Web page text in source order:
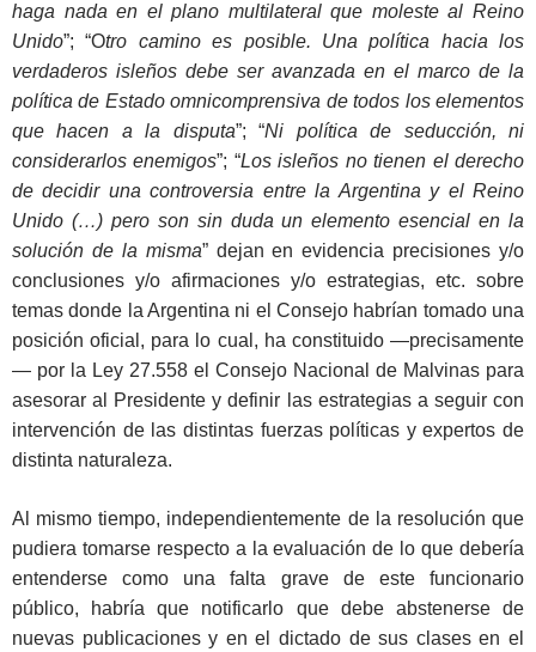
haga nada en el plano multilateral que moleste al Reino
Unido”; “Otro camino es posible. Una política hacia los
verdaderos isleños debe ser avanzada en el marco de la
política de Estado omnicomprensiva de todos los elementos
que hacen a la disputa”; “Ni política de seducción, ni
considerarlos enemigos”; “Los isleños no tienen el derecho
de decidir una controversia entre la Argentina y el Reino
Unido (…) pero son sin duda un elemento esencial en la
solución de la misma” dejan en evidencia precisiones y/o
conclusiones y/o afirmaciones y/o estrategias, etc. sobre
temas donde la Argentina ni el Consejo habrían tomado una
posición oficial, para lo cual, ha constituido —precisamente
— por la Ley 27.558 el Consejo Nacional de Malvinas para
asesorar al Presidente y definir las estrategias a seguir con
intervención de las distintas fuerzas políticas y expertos de
distinta naturaleza.
Al mismo tiempo, independientemente de la resolución que
pudiera tomarse respecto a la evaluación de lo que debería
entenderse como una falta grave de este funcionario
público, habría que notificarlo que debe abstenerse de
nuevas publicaciones y en el dictado de sus clases en el